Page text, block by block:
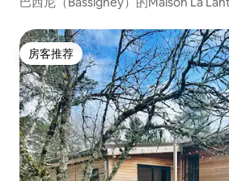
房客推荐
房客推荐